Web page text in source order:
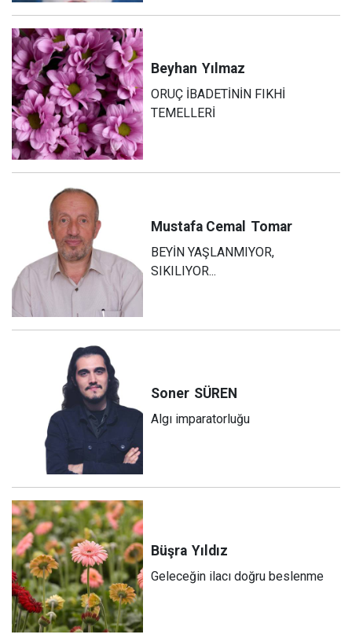
Beyhan Yılmaz
ORUÇ İBADETİNİN FIKHİ
TEMELLERİ
Mustafa Cemal Tomar
BEYİN YAŞLANMIYOR,
SIKILIYOR...
Soner SÜREN
Algı imparatorluğu
Büşra Yıldız
Geleceğin ilacı doğru beslenme